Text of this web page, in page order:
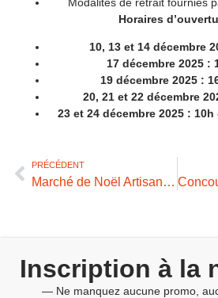
Horaires
10, 13 et 14 décembre
17 décembre 2025 :
19 décembre 2025 :
20, 21 et 22 décembre
23 et 24 décembre 2025 :
PRÉCÉDENT
Marché de Noël Artisanal et Gourmand
Inscription à la
— Ne manquez aucune promo,